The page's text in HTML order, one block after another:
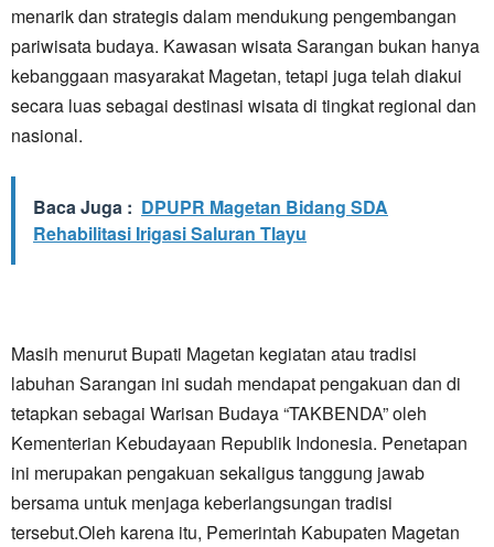
menarik dan strategis dalam mendukung pengembangan
pariwisata budaya. Kawasan wisata Sarangan bukan hanya
kebanggaan masyarakat Magetan, tetapi juga telah diakui
secara luas sebagai destinasi wisata di tingkat regional dan
nasional.
Baca Juga : DPUPR Magetan Bidang SDA
Rehabilitasi Irigasi Saluran Tlayu
Masih menurut Bupati Magetan kegiatan atau tradisi
labuhan Sarangan ini sudah mendapat pengakuan dan di
tetapkan sebagai Warisan Budaya “TAKBENDA” oleh
Kementerian Kebudayaan Republik Indonesia. Penetapan
ini merupakan pengakuan sekaligus tanggung jawab
bersama untuk menjaga keberlangsungan tradisi
tersebut.Oleh karena itu, Pemerintah Kabupaten Magetan